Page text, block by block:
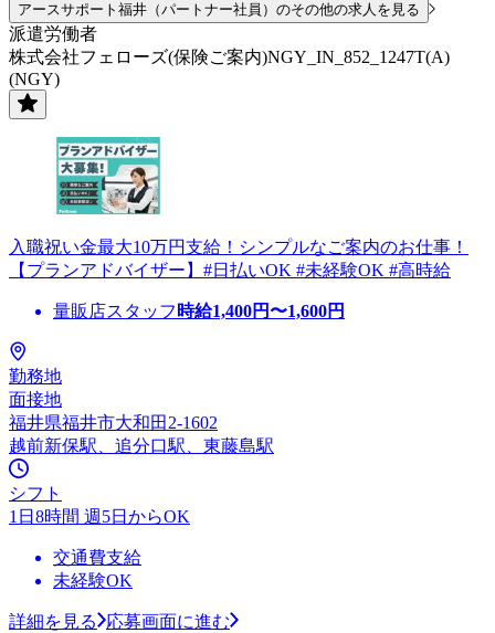
アースサポート福井（パートナー社員）のその他の求人を見る
派遣労働者
株式会社フェローズ(保険ご案内)NGY_IN_852_1247T(A)
(NGY)
入職祝い金最大10万円支給！シンプルなご案内のお仕事！
【プランアドバイザー】#日払いOK #未経験OK #高時給
量販店スタッフ 時給1,400円〜1,600円
勤務地
面接地
福井県福井市大和田2-1602
越前新保駅、追分口駅、東藤島駅
シフト
1日8時間 週5日からOK
交通費支給
未経験OK
詳細を見る
応募画面に進む